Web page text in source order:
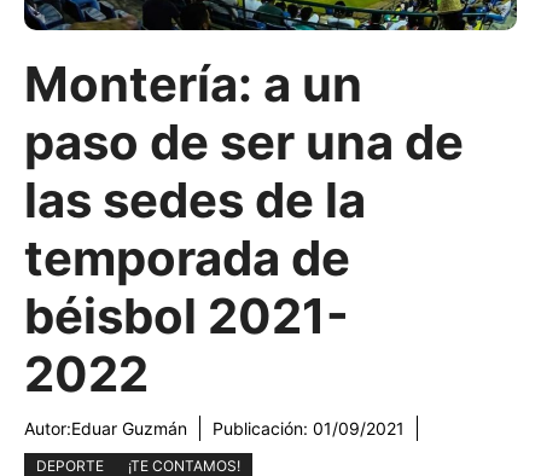
Montería: a un
paso de ser una de
las sedes de la
temporada de
béisbol 2021-
2022
Autor:Eduar Guzmán Publicación: 01/09/2021
DEPORTE ¡TE CONTAMOS!